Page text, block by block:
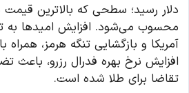
دلار رسید؛ سطحی که بالاترین
محسوب می‌شود. افزایش امیدها به
آمریکا و بازگشایی تنگه هرمز، همراه
افزایش نرخ بهره فدرال رزرو، باعث
تقاضا برای طلا شده است.